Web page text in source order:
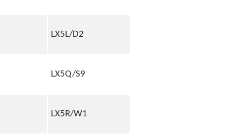
LX5L/D2
LX5Q/S9
LX5R/W1